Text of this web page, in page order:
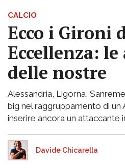
CALCIO
Ecco i Gironi
Eccellenza:
delle nostre
Alessandria, Ligorna,
big nel raggruppamento di un
inserire ancora un attaccante
Davide Chicarella